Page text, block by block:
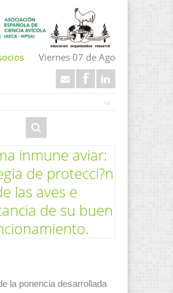
Viernes 07 de Ago
inmune aviar:
de protecci?n
las aves e
de su buen
la ponencia desarrollada